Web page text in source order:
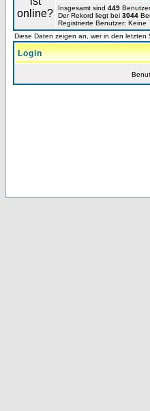
Insgesamt sind 449
Der Rekord liegt bei 3044
Registrierte Benutzer: Keine
Diese Daten zeigen an, wer in den letzten
Login